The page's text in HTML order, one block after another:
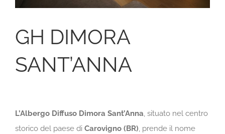
GH DIMORA
SANT’ANNA
L’Albergo Diffuso Dimora Sant’Anna, situato nel centro
storico del paese di Carovigno (BR), prende il nome